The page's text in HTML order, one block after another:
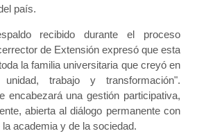
país.
recibido durante el proceso
de Extensión expresó que esta
la familia universitaria que creyó en
trabajo y transformación".
encabezará una gestión participativa,
abierta al diálogo permanente con
academia y de la sociedad.